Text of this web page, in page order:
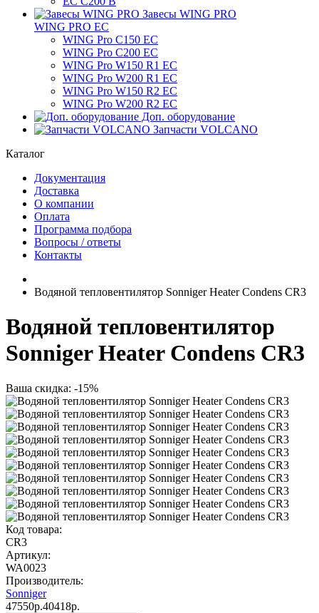
Завесы WING PRO
WING PRO EC
WING Pro C150 EC
WING Pro C200 EC
WING Pro W150 R1 EC
WING Pro W200 R1 EC
WING Pro W150 R2 EC
WING Pro W200 R2 EC
Доп. оборудование
Запчасти VOLCANO
Каталог
Документация
Доставка
О компании
Оплата
Программа подбора
Вопросы / ответы
Контакты
Водяной тепловентилятор Sonniger Heater Condens CR3
Водяной тепловентилятор
Sonniger Heater Condens CR3
Ваша скидка: -15%
Код товара:
CR3
Артикул:
WA0023
Производитель:
Sonniger
47550р.40418р.